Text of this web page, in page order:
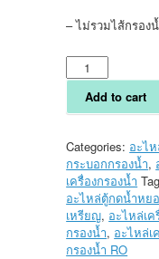
– ไม่รวมไส้กรอง
กระบอก
กรอง
Housing
10
นิ้ว
ข้อ
ต่อ
เกลียว
ใน
2
Add to cart
Categories: อะไ
กระบอกกรองน้ำ,
เครื่องกรองน้ำ
อะไหล่ตู้กดน้ำหย
เหรียญ, อะไหล่เค
กรองน้ำ, อะไหล่เ
กรองน้ำ RO